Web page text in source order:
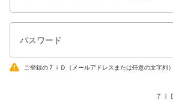
パスワード
ご登録の７ｉＤ（メールアドレスまたは任意の文字列
７ｉ